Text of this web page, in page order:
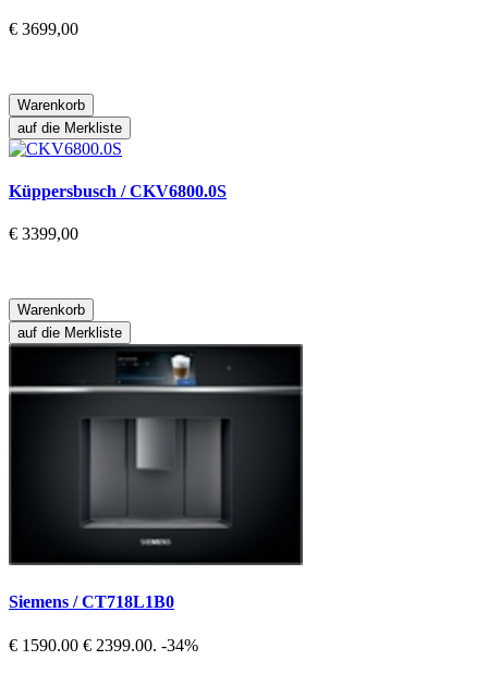
€ 3699,00
Warenkorb
auf die Merkliste
Küppersbusch / CKV6800.0S
€ 3399,00
Warenkorb
auf die Merkliste
Siemens / CT718L1B0
€ 1590.00 € 2399.00. -34%